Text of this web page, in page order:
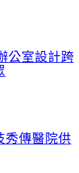
公室設計跨
秀傳醫院供